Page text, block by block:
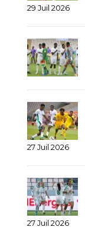
29 Juil 2026
27 Juil 2026
27 Juil 2026